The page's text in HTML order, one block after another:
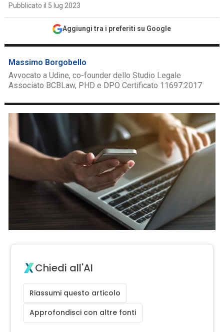
Pubblicato il 5 lug 2023
Aggiungi tra i preferiti su Google
Massimo Borgobello
Avvocato a Udine, co-founder dello Studio Legale
Associato BCBLaw, PHD e DPO Certificato 11697:2017
Chiedi all'AI
Riassumi questo articolo
Approfondisci con altre fonti